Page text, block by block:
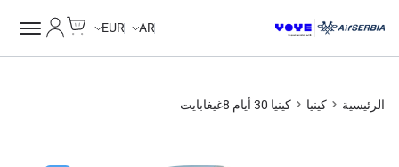
AR
EUR
الرئيسية كينيا كينيا 30 أيام 8غيغابايت